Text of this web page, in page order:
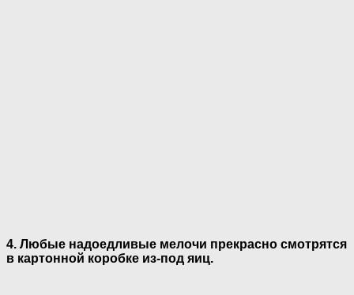
4. Любые надоедливые мелочи прекрасно смотрятся
в картонной коробке из-под яиц.